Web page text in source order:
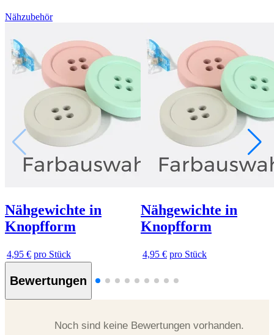
Nähzubehör
Nähgewichte in
Knopfform
4,95 € pro Stück
Nähgewichte in
Knopfform
4,95 € pro Stück
Bewertungen
Noch sind keine Bewertungen vorhanden.